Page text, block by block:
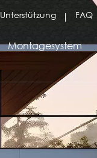
Unterstützung FAQ
Montagesystem